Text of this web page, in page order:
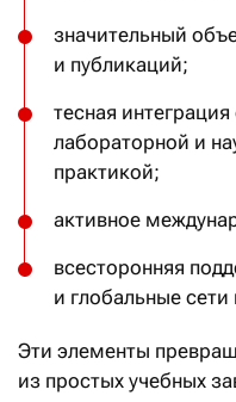
значительный
и публикаций;
тесная
лабораторной и
практикой;
активное
всесторонняя
и глобальные
Эти элементы
из простых учебных